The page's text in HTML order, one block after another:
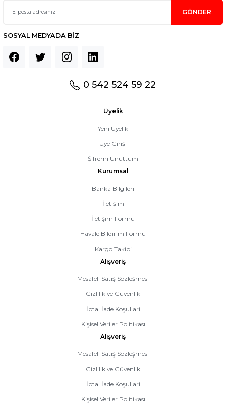
GÖNDER
SOSYAL MEDYADA BİZ
0 542 524 59 22
Üyelik
Yeni Üyelik
Üye Girişi
Şifremi Unuttum
Kurumsal
Banka Bilgileri
İletişim
İletişim Formu
Havale Bildirim Formu
Kargo Takibi
Alışveriş
Mesafeli Satış Sözleşmesi
Gizlilik ve Güvenlik
İptal İade Koşullari
Kişisel Veriler Politikası
Alışveriş
Mesafeli Satış Sözleşmesi
Gizlilik ve Güvenlik
İptal İade Koşullari
Kişisel Veriler Politikası